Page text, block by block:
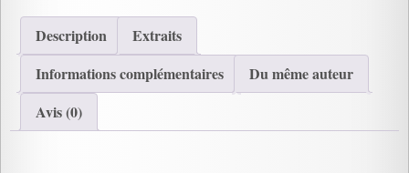
Description
Extraits
Informations complémentaires
Du même auteur
Avis (0)